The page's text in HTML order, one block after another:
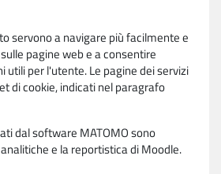
servono a navigare più facilmente e
pagine web e a consentire
utili per l'utente. Le pagine dei servizi
di cookie, indicati nel paragrafo
dal software MATOMO sono
e la reportistica di Moodle.